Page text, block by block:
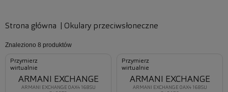
Strona główna Okulary przeciwsłoneczne
Znaleziono 8 produktów
Przymierz
wirtualnie
ARMANI EXCHANGE 0AX4168SU
ARMANI EXCHANGE
Przymierz
wirtualnie
ARMANI EXCHANGE 0AX4168SU
ARMANI EXCHANGE